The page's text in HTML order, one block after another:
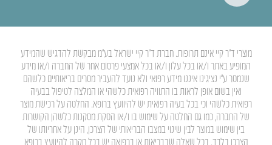
מוצרי ד”ר קיי אינם תרופות. חברת ד”ר קיי ישראל בע”מ מבקשת להדגיש שהמידע
המופיע באתר ו/או בכל עלון ו/או בכל אמצעי פרסום אחר של החברה ו/או מידע
שנמסר ע”י נציגינו איננו מידע רפואי ולא נועד להעביר מסרים בריאותיים כלשהם
ואין בשום אופן לראות בו התוויה רפואית כלשהי או המלצה לטיפול בבעיה
רפואית כלשהי וכי בכל בעיה רפואית יש להיוועץ ברופא. החלטה על רכישת מוצר
של החברה, כמו גם החלטה על שימוש בו ו/או הסקת מסקנות כלשהן הקושרות
בין שימוש במוצר לבין שינוי במצבו הבריאותי של הצרכן, הינן על אחריותו של
הצרכן בלבד. בכל שאלה שבבריאות או ברפואה יש בכל מקרה להיוועץ ברופא